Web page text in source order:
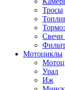
Тросы
Свечи
Мотоциклы
Урал
Иж